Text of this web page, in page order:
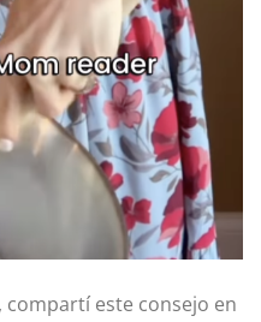
este consejo en